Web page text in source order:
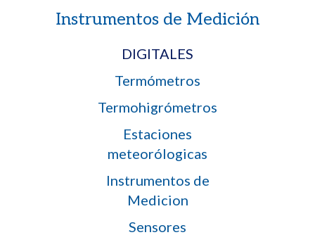
Instrumentos de Medición
DIGITALES
Termómetros
Termohigrómetros
Estaciones
meteorólogicas
Instrumentos de
Medicion
Sensores